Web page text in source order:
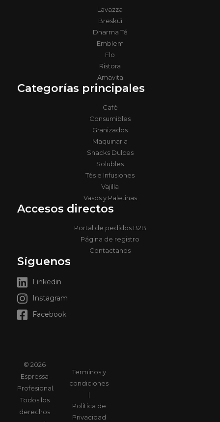
Lavazza
Bresküì
Dharma Té
Emblem
Flo
Ristora
Amavita
Categorías principales
Café
Consumibles
Granizados
Maquinaria
Snacks Dulces
Solubles
Tés e Infusiones
Vajilla
Vasos y Paletinas
Accesos directos
Portal de pedidos B2B
Página de registro
Contactanos
Síguenos
Linkedin
Instagram
Facebook
© 2026
Espressa
Profesional.
Todos los
derechos
Terminos y
condiciones
|
Política de
Privacidad